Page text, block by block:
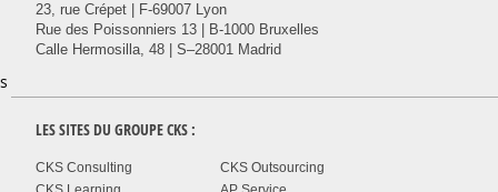
23, rue Crépet | F-69007 Lyon
Rue des Poissonniers 13 | B-1000 Bruxelles
Calle Hermosilla, 48 | S–28001 Madrid
LES SITES DU GROUPECKS :
CKS Consulting
CKS Outsourcing
s